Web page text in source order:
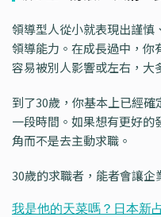
領導型人從小就表現出謹慎
領導能力。在成長過中，你
容易被別人影響或左右，大
到了30歲，你基本上已經
一段時間。如果想有更好
角而不是去主動求職。
30歲的求職者，能者會讓企